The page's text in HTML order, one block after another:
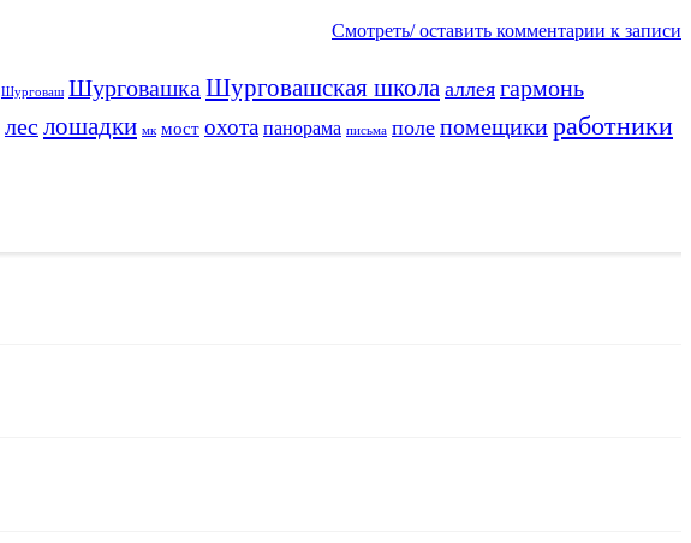
Смотреть/ оставить комментарии к записи
Шурговаш ШурговашкаШурговашская школа аллея гармонь
лес лошадки мк мост охота панорама письма поле помещикиработники